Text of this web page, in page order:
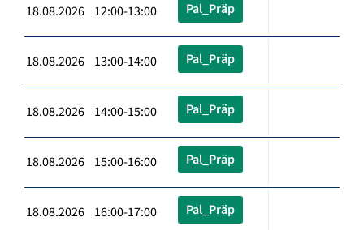
18.08.2026 12:00-13:00 Pal_Präp
18.08.2026 13:00-14:00 Pal_Präp
18.08.2026 14:00-15:00 Pal_Präp
18.08.2026 15:00-16:00 Pal_Präp
18.08.2026 16:00-17:00 Pal_Präp